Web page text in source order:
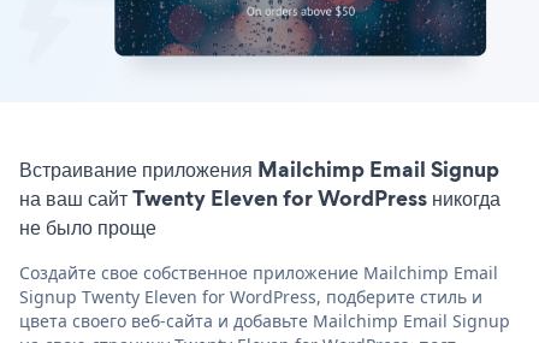
Встраивание приложения Mailchimp Email Signup
на ваш сайт Twenty Eleven for WordPress никогда
не было проще
Создайте свое собственное приложение Mailchimp Email
Signup Twenty Eleven for WordPress, подберите стиль и
цвета своего веб-сайта и добавьте Mailchimp Email Signup